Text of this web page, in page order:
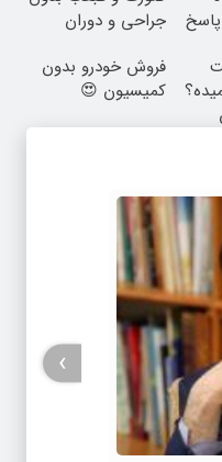
جراحی و دوران
فروش خودرو بدون
کمیسیون 😍
›